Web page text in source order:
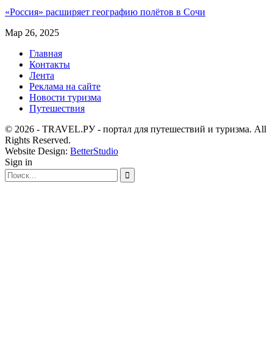
«Россия» расширяет географию полётов в Сочи
Мар 26, 2025
Главная
Контакты
Лента
Реклама на сайте
Новости туризма
Путешествия
© 2026 - TRAVEL.РУ - портал для путешествий и туризма. All
Rights Reserved.
Website Design: BetterStudio
Sign in